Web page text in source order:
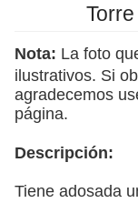
Nota: La foto
ilustrativos. Si
agradecemos
página.
Descripción:
Tiene adosada